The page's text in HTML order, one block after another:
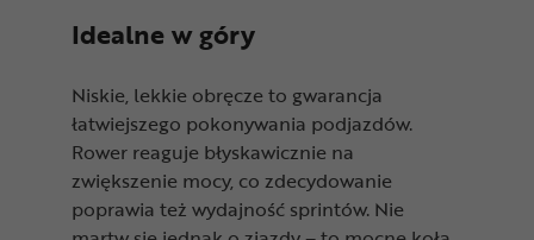
Idealne w góry
Niskie, lekkie obręcze to gwarancja
łatwiejszego pokonywania podjazdów.
Rower reaguje błyskawicznie na
zwiększenie mocy, co zdecydowanie
poprawia też wydajność sprintów. Nie